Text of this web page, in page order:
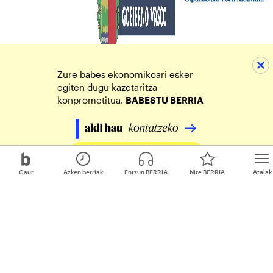
Gaur Atalak
Azken berriak Entzun BERRIA Nire BERRIA
Zure babes ekonomikoari esker
egiten dugu kazetaritza
konprometitua. BABESTU BERRIA
Egin zure ekarpena